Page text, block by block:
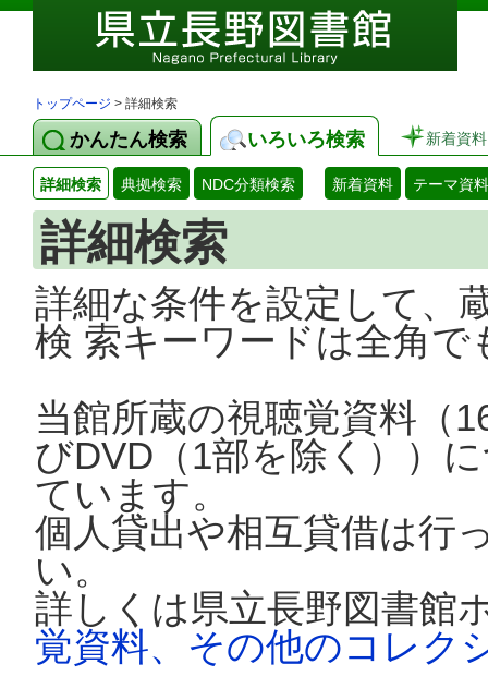
トップページ > 詳細検索
かんたん検索 いろいろ検索 新着資料
詳細検索 典拠検索 NDC分類検索 新着資料 テーマ資料
詳細検索
詳細な条件を設定して、
検 索キーワードは全角
当館所蔵の視聴覚資料（
びDVD（1部を除く））
ています。
個人貸出や相互貸借は行
い。
詳しくは県立長野図書館
覚資料、その他のコレク